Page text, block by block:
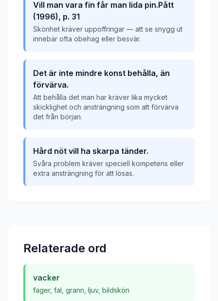
Vill man vara fin får man lida pin.Pått
(1996), p. 31
Skönhet kräver uppoffringar — att se snygg ut
innebär ofta obehag eller besvär.
Det är inte mindre konst behålla, än
förvärva.
Att behålla det man har kräver lika mycket
skicklighet och ansträngning som att förvärva
det från början.
Hård nöt vill ha skarpa tänder.
Svåra problem kräver speciell kompetens eller
extra ansträngning för att lösas.
Relaterade ord
vacker
fager, fal grann ljuv, bildskön